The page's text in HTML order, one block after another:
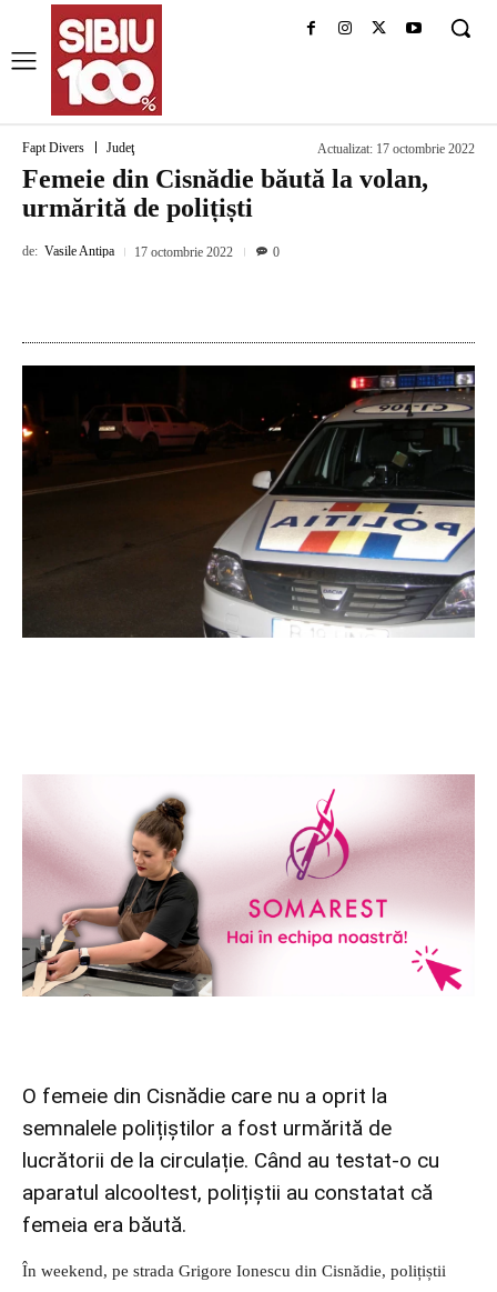
Fapt Divers Judeţ Actualizat: 17 octombrie 2022
Femeie din Cisnădie băută la volan,
urmărită de polițiști
de: Vasile Antipa 17 octombrie 2022 0
O femeie din Cisnădie care nu a oprit la
semnalele polițiștilor a fost urmărită de
lucrătorii de la circulație. Când au testat-o cu
aparatul alcooltest, polițiștii au constatat că
femeia era băută.
În weekend, pe strada Grigore Ionescu din Cisnădie, polițiștii